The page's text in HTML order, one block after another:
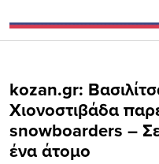
kozan.gr:
Χιονοστιβάδα
snowboarders –
ένα άτομο